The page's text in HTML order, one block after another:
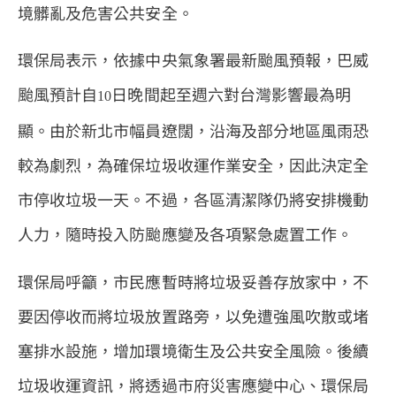
境髒亂及危害公共安全。
環保局表示，依據中央氣象署最新颱風預報，巴威
颱風預計自10日晚間起至週六對台灣影響最為明
顯。由於新北市幅員遼闊，沿海及部分地區風雨恐
較為劇烈，為確保垃圾收運作業安全，因此決定全
市停收垃圾一天。不過，各區清潔隊仍將安排機動
人力，隨時投入防颱應變及各項緊急處置工作。
環保局呼籲，市民應暫時將垃圾妥善存放家中，不
要因停收而將垃圾放置路旁，以免遭強風吹散或堵
塞排水設施，增加環境衛生及公共安全風險。後續
垃圾收運資訊，將透過市府災害應變中心、環保局